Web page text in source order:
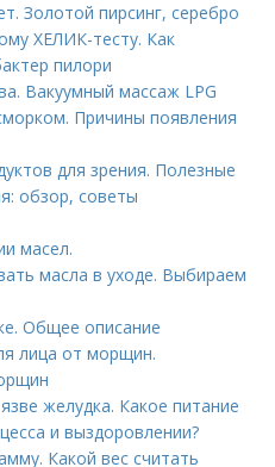
Золотой пирсинг, серебро
ХЕЛИК-тесту. Как
пилори
Вакуумный массаж LPG
Причины появления
для зрения. Полезные
обзор, советы
масел.
масла в уходе. Выбираем
Общее описание
лица от морщин.
желудка. Какое питание
и выздоровлении?
Какой вес считать